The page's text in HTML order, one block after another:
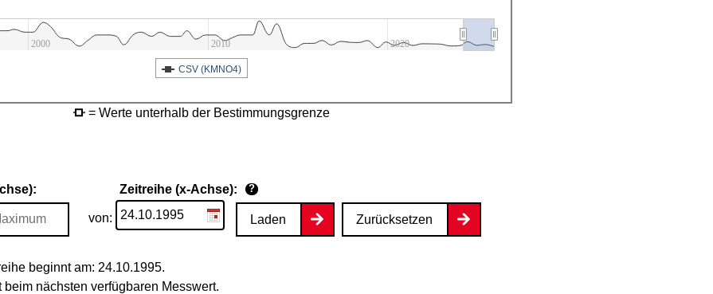
2000 2010 2020
CSV (KMNO4)
= Werte unterhalb der Bestimmungsgrenze
Zeitreihe (x-Achse): ?
von: Laden Zurücksetzen
beginnt am: 24.10.1995.
beim nächsten verfügbaren Messwert.